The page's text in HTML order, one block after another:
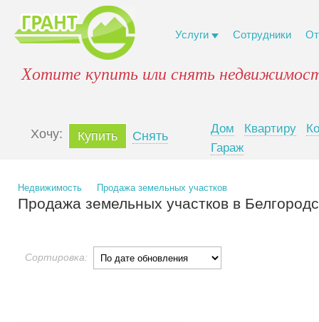
Услуги Сотрудники
Хотите купить или снять
Xочу: Купить Снять
Дом Квартиру
Гараж
Недвижимость Продажа земельных участков
Продажа земельных участков в
Сортировка: